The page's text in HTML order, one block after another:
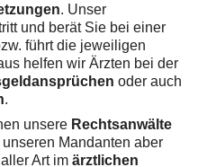
. Unser
und berät Sie bei einer
führt die jeweiligen
helfen wir Ärzten bei der
oder auch
.
unsere Rechtsanwälte
unseren Mandanten aber
aller Art im ärztlichen